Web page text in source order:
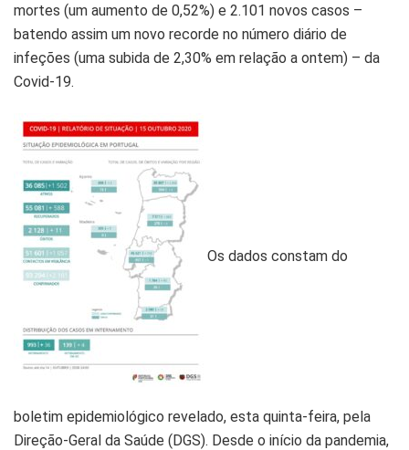
mortes (um aumento de 0,52%) e 2.101 novos casos –
batendo assim um novo recorde no número diário de
infeções (uma subida de 2,30% em relação a ontem) – da
Covid-19.
Os dados constam do
boletim epidemiológico revelado, esta quinta-feira, pela
Direção-Geral da Saúde (DGS). Desde o início da pandemia,